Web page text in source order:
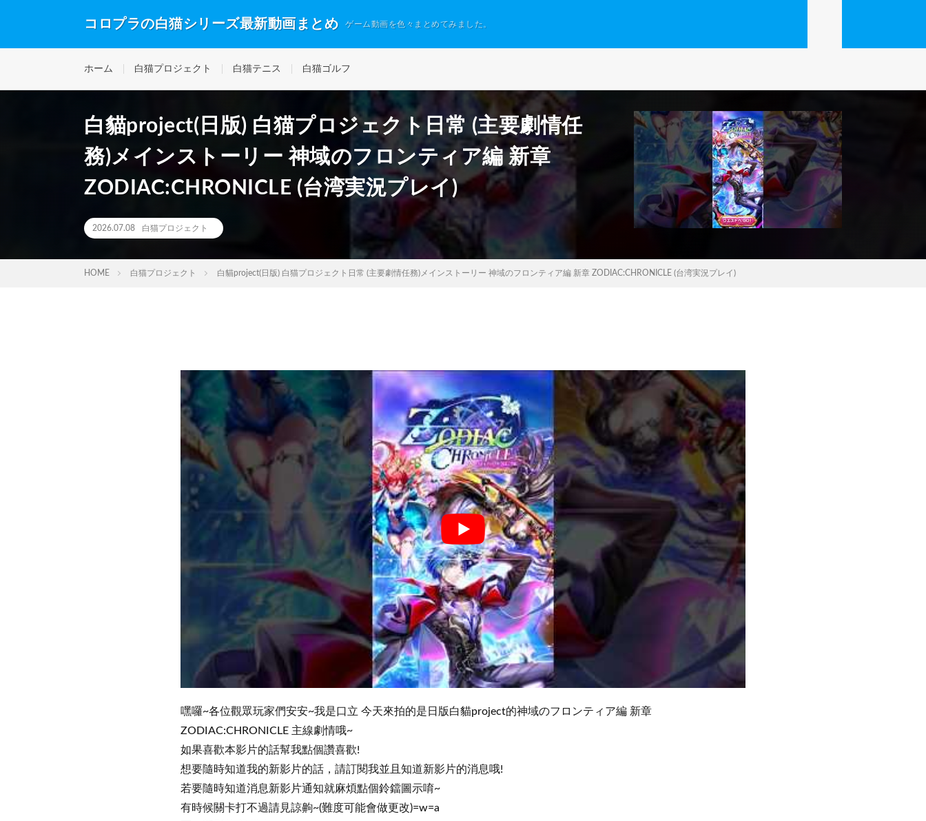
コロプラの白猫シリーズ最新動画まとめ ゲーム動画を色々まとめてみました。
ホーム 白猫プロジェクト 白猫テニス 白猫ゴルフ
白貓project(日版) 白猫プロジェクト日常 (主要劇情任
務)メインストーリー 神域のフロンティア編 新章
ZODIAC:CHRONICLE (台湾実況プレイ)
2026.07.08 白猫プロジェクト
HOME 白猫プロジェクト 白貓project(日版) 白猫プロジェクト日常 (主要劇情任務)メインストーリー 神域のフロンティア編 新章 ZODIAC:CHRONICLE (台湾実況プレイ)
嘿囉~各位觀眾玩家們安安~我是口立 今天來拍的是日版白貓project的神域のフロンティア編 新章
ZODIAC:CHRONICLE 主線劇情哦~
如果喜歡本影片的話幫我點個讚喜歡!
想要隨時知道我的新影片的話，請訂閱我並且知道新影片的消息哦!
若要隨時知道消息新影片通知就麻煩點個鈴鐺圖示唷~
有時候關卡打不過請見諒齁~(難度可能會做更改)=w=a